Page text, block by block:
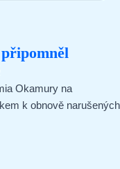
Okamury na
k obnově narušených